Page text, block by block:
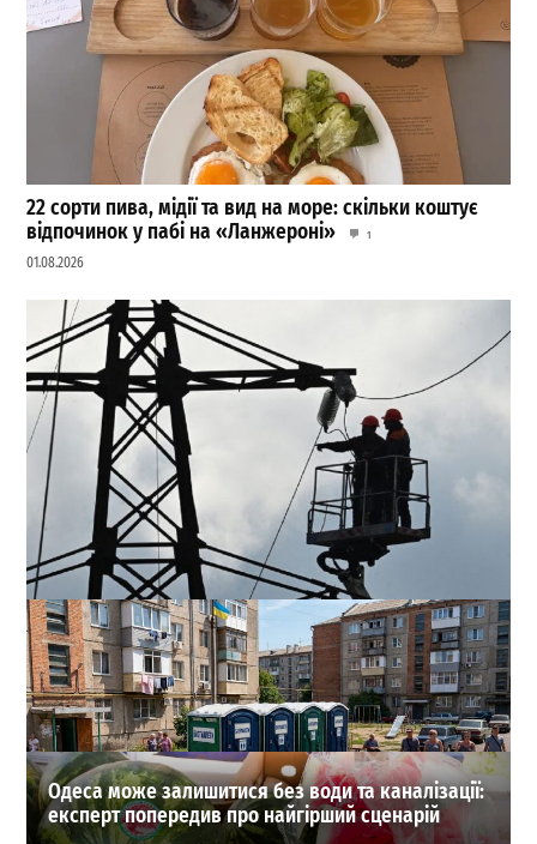
22 сорти пива, мідії та вид на море: скільки коштує
відпочинок у пабі на «Ланжероні»
1
01.08.2026
Одеситів попередили про масштабні відключення
світла 2 серпня
0
01.08.2026
ВИБІР РЕДАКЦІЇ
Одеса може залишитися без води та каналізації:
експерт попередив про найгірший сценарій